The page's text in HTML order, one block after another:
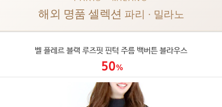
해외 명품 셀렉션 파리 · 밀라노
벨 플레르 블랙 루즈핏 핀턱 주름 백버튼 블라우스